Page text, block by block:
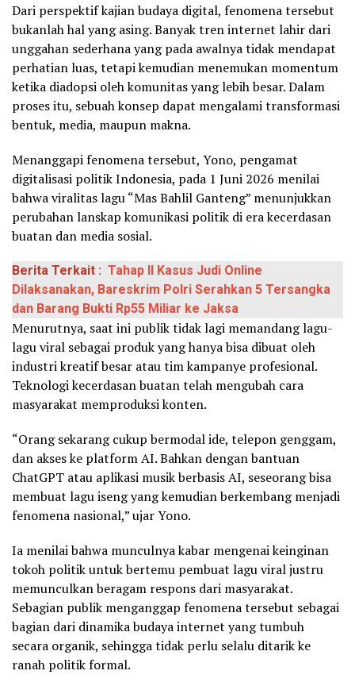
Dari perspektif kajian budaya digital, fenomena tersebut
bukanlah hal yang asing. Banyak tren internet lahir dari
unggahan sederhana yang pada awalnya tidak mendapat
perhatian luas, tetapi kemudian menemukan momentum
ketika diadopsi oleh komunitas yang lebih besar. Dalam
proses itu, sebuah konsep dapat mengalami transformasi
bentuk, media, maupun makna.
Menanggapi fenomena tersebut, Yono, pengamat
digitalisasi politik Indonesia, pada 1 Juni 2026 menilai
bahwa viralitas lagu “Mas Bahlil Ganteng” menunjukkan
perubahan lanskap komunikasi politik di era kecerdasan
buatan dan media sosial.
Berita Terkait : Tahap II Kasus Judi Online
Dilaksanakan, Bareskrim Polri Serahkan 5 Tersangka
dan Barang Bukti Rp55 Miliar ke Jaksa
Menurutnya, saat ini publik tidak lagi memandang lagu-
lagu viral sebagai produk yang hanya bisa dibuat oleh
industri kreatif besar atau tim kampanye profesional.
Teknologi kecerdasan buatan telah mengubah cara
masyarakat memproduksi konten.
“Orang sekarang cukup bermodal ide, telepon genggam,
dan akses ke platform AI. Bahkan dengan bantuan
ChatGPT atau aplikasi musik berbasis AI, seseorang bisa
membuat lagu iseng yang kemudian berkembang menjadi
fenomena nasional,” ujar Yono.
Ia menilai bahwa munculnya kabar mengenai keinginan
tokoh politik untuk bertemu pembuat lagu viral justru
memunculkan beragam respons dari masyarakat.
Sebagian publik menganggap fenomena tersebut sebagai
bagian dari dinamika budaya internet yang tumbuh
secara organik, sehingga tidak perlu selalu ditarik ke
ranah politik formal.